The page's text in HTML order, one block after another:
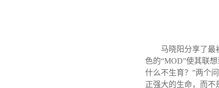
马晓阳分享了最
色的“MOD”使其联
什么不生育？”两个
正强大的生命，而不